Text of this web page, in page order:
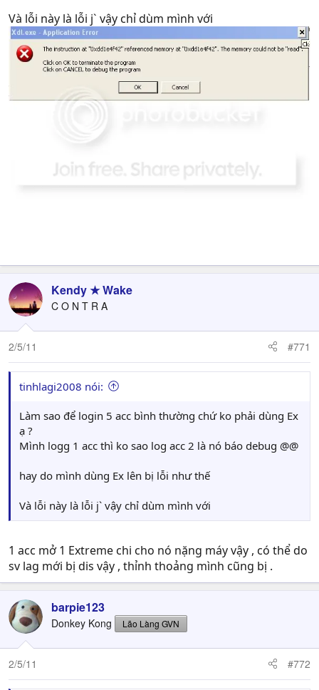
Và lỗi này là lỗi j` vậy chỉ dùm mình với
Kendy ★ Wake
C O N T R A
2/5/11 #771
tinhlagi2008 nói:
Làm sao để login 5 acc bình thường chứ ko phải dùng Ex
ạ ?
Mình logg 1 acc thì ko sao log acc 2 là nó báo debug @@
hay do mình dùng Ex lên bị lỗi như thế
Và lỗi này là lỗi j` vậy chỉ dùm mình với
1 acc mở 1 Extreme chi cho nó nặng máy vậy , có thể do
sv lag mới bị dis vậy , thỉnh thoảng mình cũng bị .
barpie123
Donkey Kong Lão Làng GVN
2/5/11 #772